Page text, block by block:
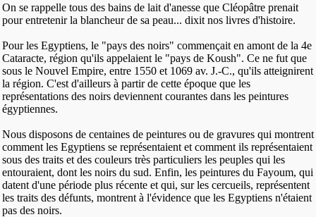
On se rappelle tous des bains de lait d'anesse que Cléopâtre prenait
pour entretenir la blancheur de sa peau... dixit nos livres d'histoire.
Pour les Egyptiens, le "pays des noirs" commençait en amont de la 4e
Cataracte, région qu'ils appelaient le "pays de Koush". Ce ne fut que
sous le Nouvel Empire, entre 1550 et 1069 av. J.-C., qu'ils atteignirent
la région. C'est d'ailleurs à partir de cette époque que les
représentations des noirs deviennent courantes dans les peintures
égyptiennes.
Nous disposons de centaines de peintures ou de gravures qui montrent
comment les Egyptiens se représentaient et comment ils représentaient
sous des traits et des couleurs très particuliers les peuples qui les
entouraient, dont les noirs du sud. Enfin, les peintures du Fayoum, qui
datent d'une période plus récente et qui, sur les cercueils, représentent
les traits des défunts, montrent à l'évidence que les Egyptiens n'étaient
pas des noirs.